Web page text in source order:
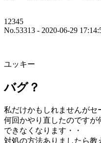
12345
No.53313 - 2020-06-29
ユッキー
バグ？
私だけかもしれませんがセ
何回かやり直したのですが
できなくなります・・
対処の方法ありましたら教